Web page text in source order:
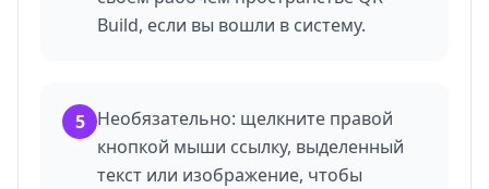
Build, если вы вошли в систему.
5 Необязательно: щелкните правой
кнопкой мыши ссылку, выделенный
текст или изображение, чтобы